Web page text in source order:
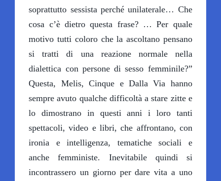
soprattutto sessista perché unilaterale… Che
cosa c’è dietro questa frase? … Per quale
motivo tutti coloro che la ascoltano pensano
si tratti di una reazione normale nella
dialettica con persone di sesso femminile?”
Questa, Melis, Cinque e Dalla Via hanno
sempre avuto qualche difficoltà a stare zitte e
lo dimostrano in questi anni i loro tanti
spettacoli, video e libri, che affrontano, con
ironia e intelligenza, tematiche sociali e
anche femministe. Inevitabile quindi si
incontrassero un giorno per dare vita a uno